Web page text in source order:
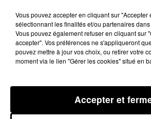
100% chez-vous dans la Haute-
7 mai 2025 - 2 min 22 sec
SOULSHINE VOICES À LA
GRAINS- SANDRINE ET
Vous pouvez accepter en cliquant sur "Accepter
sélectionnant les finalités et/ou partenaires
Vous pouvez également refuser en cliquant sur
accepter". Vos préférences ne s'appliqueront
pouvez mettre à jour vos choix, ou retirer votre
moment via le lien "Gérer les cookies" situé en
Accepter et